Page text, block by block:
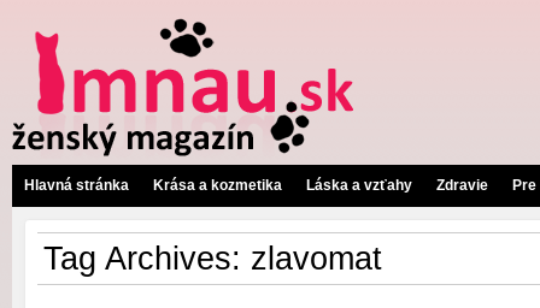
Hlavná stránka Krása a kozmetika Láska a vzťahy Zdravie
Tag Archives: zlavomat